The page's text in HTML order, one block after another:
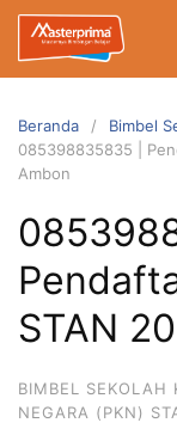
Langsung
konten
Beranda
Bimbel
085398835835 |
Ambon
STAN
BIMBEL SEKOLAH
NEGARA (PKN)